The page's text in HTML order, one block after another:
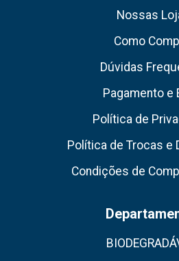
Nossas
Como
Dúvidas
Pagamento e
Política de
Política de Trocas e
Condições de